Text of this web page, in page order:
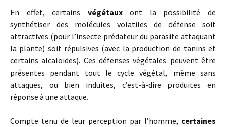
En effet, certains végétauxont la possibilité de
synthétiser des molécules volatiles de défense soit
attractives (pour l’insecte prédateur du parasite attaquant
la plante) soit répulsives (avec la production de tanins et
certains alcaloïdes). Ces défenses végétales peuvent être
présentes pendant tout le cycle végétal, même sans
attaques, ou bien induites, c’est-à-dire produites en
réponse à une attaque.
Compte tenu de leur perception par l’homme, certaines